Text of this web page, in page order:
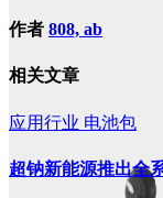
作者 808, ab
相关文章
应用行业 电池包
超钠新能源推出全